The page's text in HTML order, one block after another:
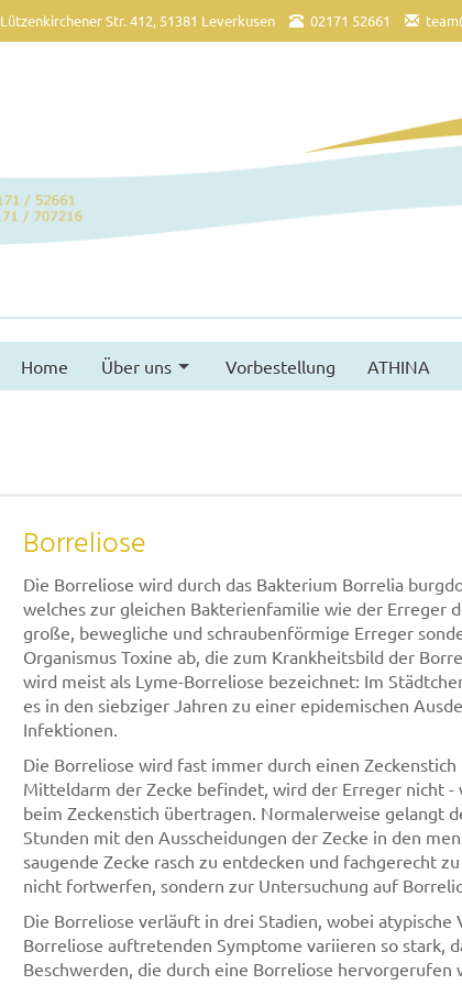
Lützenkirchener Str. 412, 51381 Leverkusen 02171 52661
Home Über uns Vorbestellung ATHINA
Borreliose
Die Borreliose wird durch das Bakterium Borrelia
welches zur gleichen Bakterienfamilie wie der Erreger
große, bewegliche und schraubenförmige Erreger
Organismus Toxine ab, die zum Krankheitsbild der
wird meist als Lyme-Borreliose bezeichnet: Im
es in den siebziger Jahren zu einer epidemischen
Infektionen.
Die Borreliose wird fast immer durch einen
Mitteldarm der Zecke befindet, wird der Erreger nicht -
beim Zeckenstich übertragen. Normalerweise gelangt
Stunden mit den Ausscheidungen der Zecke in den
saugende Zecke rasch zu entdecken und fachgerecht
nicht fortwerfen, sondern zur Untersuchung auf
Die Borreliose verläuft in drei Stadien, wobei
Borreliose auftretenden Symptome variieren so stark,
Beschwerden, die durch eine Borreliose hervorgerufen